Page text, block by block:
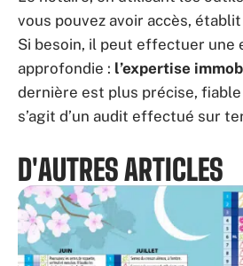
vous pouvez avoir accès, établit
Si besoin, il peut effectuer une
approfondie : l’expertise
dernière est plus précise,
s’agit d’un audit effectué sur
D'AUTRES ARTICLES